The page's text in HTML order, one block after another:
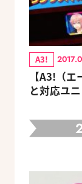
A3!
【A3!（
と対応ユ